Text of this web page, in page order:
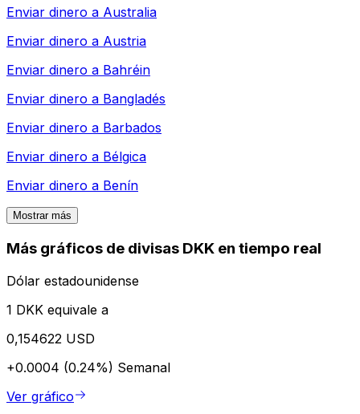
Enviar dinero a Australia
Enviar dinero a Austria
Enviar dinero a Bahréin
Enviar dinero a Bangladés
Enviar dinero a Barbados
Enviar dinero a Bélgica
Enviar dinero a Benín
Mostrar más
Más gráficos de divisas DKK en tiempo real
Dólar estadounidense
1 DKK equivale a
0,154622 USD
+0.0004 (0.24%) Semanal
Ver gráfico